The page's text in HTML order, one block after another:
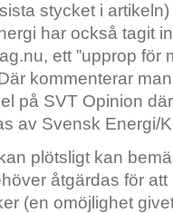
stycket i
har också tagit
ett ”upprop för
kommenterar
på SVT Opinion
av Svensk Energi/
plötsligt kan
åtgärdas för
(en omöjlighet